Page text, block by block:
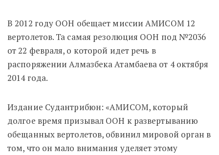
В 2012 году ООН обещает миссии АМИСОМ 12
вертолетов. Та самая резолюция ООН под №2036
от 22 февраля, о которой идет речь в
распоряжении Алмазбека Атамбаева от 4 октября
2014 года.
Издание Судантрибюн: «АМИСОМ, который
долгое время призывал ООН к развертыванию
обещанных вертолетов, обвинил мировой орган в
том, что он мало внимания уделяет этому